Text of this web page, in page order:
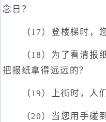
念日？
（17）登楼梯时，您
（18）为了看清报纸
把报纸拿得远远的？
（19）上街时，人们
（20）当您用手碰到